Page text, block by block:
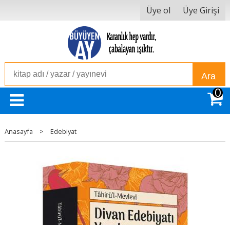
Üye ol Üye Girişi
Ara
0
Anasayfa > Edebiyat